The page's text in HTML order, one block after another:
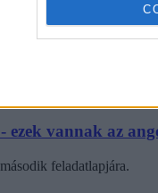
vannak az
feladatlapjára.